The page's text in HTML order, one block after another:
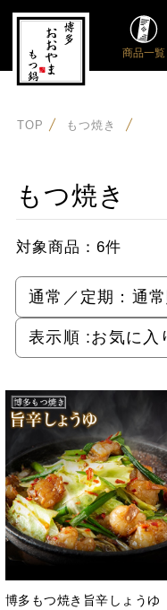
商品一覧
TOP もつ焼き
もつ焼き
対象商品： 6件
通常／定期： 通
表示順 :お気に入
博多もつ焼き旨辛しょうゆ